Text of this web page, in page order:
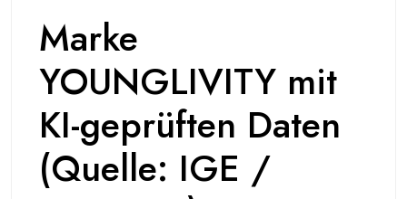
Marke
YOUNGLIVITY mit
KI-geprüften Daten
(Quelle: IGE /